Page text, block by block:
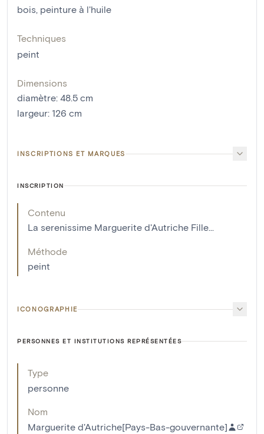
bois, peinture à l'huile
Techniques
peint
Dimensions
diamètre: 48.5 cm
largeur: 126 cm
INSCRIPTIONS ET MARQUES
INSCRIPTION
Contenu
La serenissime Marguerite d'Autriche Fille...
Méthode
peint
ICONOGRAPHIE
PERSONNES ET INSTITUTIONS REPRÉSENTÉES
Type
personne
Nom
Marguerite d'Autriche[Pays-Bas-gouvernante]